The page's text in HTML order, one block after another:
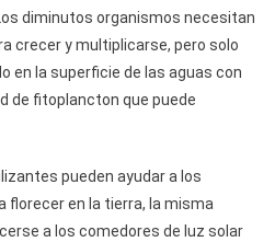
diminutos organismos necesitan
crecer y multiplicarse, pero solo
en la superficie de las aguas con
de fitoplancton que puede
pueden ayudar a los
en la tierra, la misma
a los comedores de luz solar